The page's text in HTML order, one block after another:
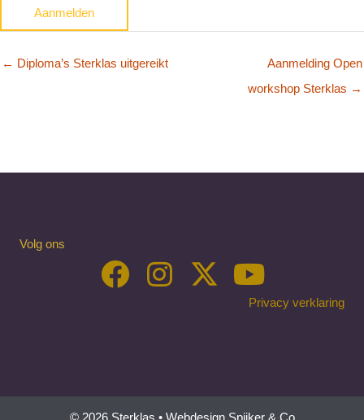
Aanmelden
← Diploma’s Sterklas uitgereikt
Aanmelding Open
workshop Sterklas →
Volg ons
Privacy verklaring
© 2026 Sterklas • Webdesign Spijker & Co